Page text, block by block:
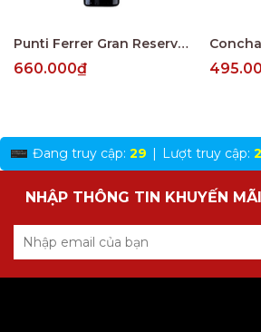
Punti Ferrer Gran Reserva Cabernet Sauvignon
660.000₫
Đang truy cập: 29 | Lượt truy cập:
NHẬP THÔNG TIN KHUYẾN